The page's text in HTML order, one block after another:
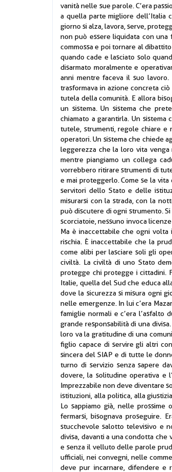
vanità nelle sue parole. C’era
a quella parte migliore dell’Italia
giorno si alza, lavora, serve,
non può essere liquidata con una
commossa e poi tornare al
quando cade e lasciato solo
disarmato moralmente e
anni mentre faceva il suo
trasformava in azione concreta
tutela della comunità. E allora
un sistema. Un sistema che
chiamato a garantirla. Un sistema
tutele, strumenti, regole chiare e
operatori. Un sistema che chiede
leggerezza che la loro vita venga
mentre piangiamo un collega
vorrebbero ritirare strumenti di
e mai proteggerlo. Come se la
servitori dello Stato e delle
misurarsi con la strada, con la
può discutere di ogni strumento.
scorciatoie, nessuno invoca
Ma è inaccettabile che ogni
rischia. È inaccettabile che la
come alibi per lasciare soli gli
civiltà. La civiltà di uno Stato
protegge chi protegge i cittadini.
Italie, quella del Sud che educa
dove la sicurezza si misura ogni
nelle emergenze. In lui c’era
famiglie normali e c’era l’asfalto
grande responsabilità di una
loro va la gratitudine di una
figlio capace di servire gli altri
sincera del SIAP e di tutte le
turno di servizio senza sapere
dovere, la solitudine operativa e
Imprezzabile non deve diventare
istituzioni, alla politica, alla
Lo sappiamo già, nelle prossime
fermarsi, bisognava proseguire.
stucchevole salotto televisivo e
divisa, davanti a una condotta che
e senza il velluto delle parole
ufficiali, nei convegni, nelle
deve pur incarnare, difendere e